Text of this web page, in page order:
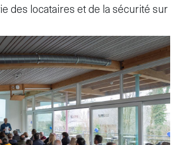
des locataires et de la sécurité sur